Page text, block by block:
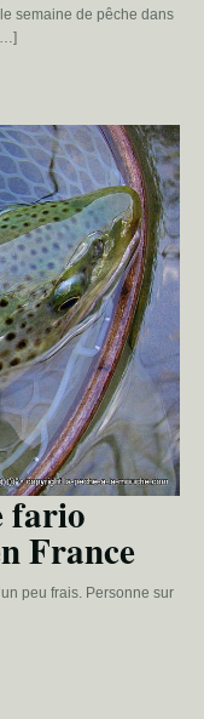
semaine de pêche dans
fario
France
peu frais. Personne sur